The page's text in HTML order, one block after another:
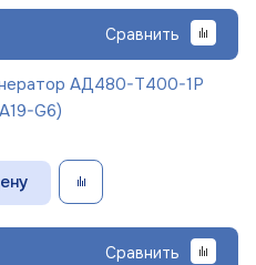
Сравнить
АД480-Т400-1Р
G6)
Сравнить